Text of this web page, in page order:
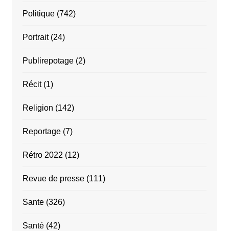
Politique(742)
Portrait(24)
Publirepotage(2)
Récit(1)
Religion (142)
Reportage(7)
Rétro 2022 (12)
Revue de presse(111)
Sante(326)
Santé(42)